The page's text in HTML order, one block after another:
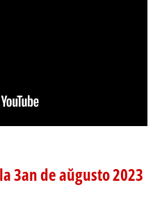
3an de aŭgusto 2023